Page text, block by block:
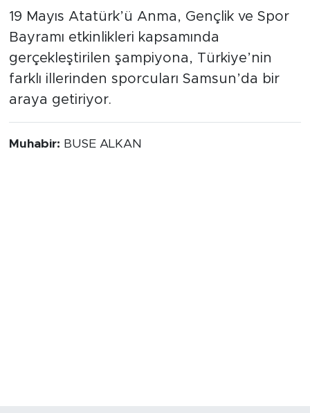
19 Mayıs Atatürk’ü Anma, Gençlik ve Spor
Bayramı etkinlikleri kapsamında
gerçekleştirilen şampiyona, Türkiye’nin
farklı illerinden sporcuları Samsun’da bir
araya getiriyor.
Muhabir: BUSE ALKAN